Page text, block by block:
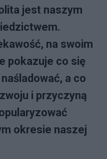
jest naszym
na swoim
pokazuje co się
a co
i przyczyną
okresie naszej